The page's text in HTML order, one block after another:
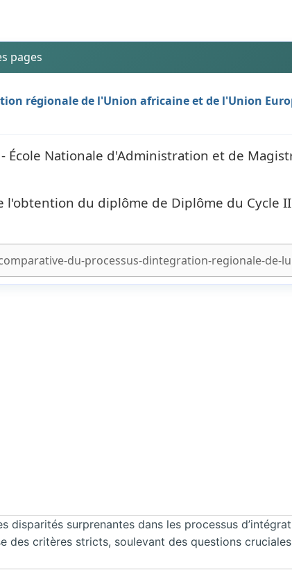
pages
régionale de l'Union africaine et de l'Union
École Nationale d'Administration et de
l'obtention du diplôme de Diplôme du Cycle
disparités surprenantes dans les processus
des critères stricts, soulevant des questions